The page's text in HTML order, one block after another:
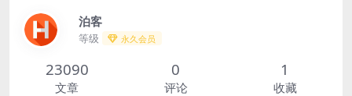
泊客
等级 永久会员
23090
文章
0
评论
1
收藏